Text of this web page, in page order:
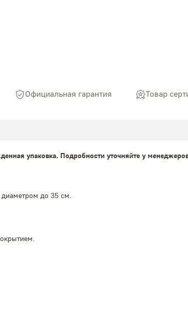
Официальная гарантия Товар
упаковка. Подробности уточняйте у
до 35 см.